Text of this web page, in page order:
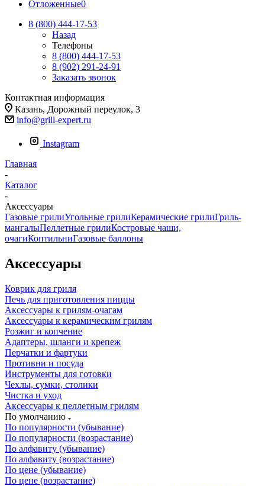
Отложенные0
8 (800) 444-17-53
Назад
Телефоны
8 (800) 444-17-53
8 (902) 291-24-91
Заказать звонок
Контактная информация
Казань, Дорожный переулок, 3
info@grill-expert.ru
Instagram
Главная
-
Каталог
-
Аксессуары
Газовые грилиУгольные грилиКерамические грилиГриль-
мангалыПеллетные грилиКостровые чаши,
очагиКоптильниГазовые баллоны
Аксессуары
Коврик для гриля
Печь для приготовления пиццы
Аксессуары к грилям-очагам
Аксессуары к керамическим грилям
Розжиг и копчение
Адаптеры, шланги и крепеж
Перчатки и фартуки
Противни и посуда
Инструменты для готовки
Чехлы, сумки, столики
Чистка и уход
Аксессуары к пеллетным грилям
По умолчанию
По популярности (убывание)
По популярности (возрастание)
По алфавиту (убывание)
По алфавиту (возрастание)
По цене (убывание)
По цене (возрастание)